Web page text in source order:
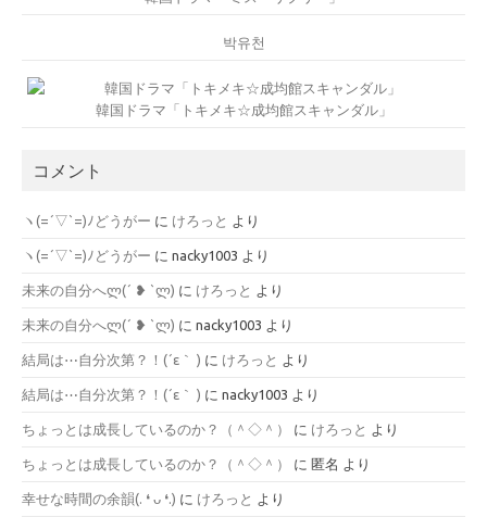
박유천
韓国ドラマ「トキメキ☆成均館スキャンダル」
コメント
ヽ(=´▽`=)ﾉどうがー に けろっと より
ヽ(=´▽`=)ﾉどうがー に nacky1003 より
未来の自分へლ⁠(⁠´⁠ ⁠❥⁠ ⁠`⁠ლ⁠) に けろっと より
未来の自分へლ⁠(⁠´⁠ ⁠❥⁠ ⁠`⁠ლ⁠) に nacky1003 より
結局は⋯自分次第？！(´ε｀ ) に けろっと より
結局は⋯自分次第？！(´ε｀ ) に nacky1003 より
ちょっとは成長しているのか？（＾◇＾） に けろっと より
ちょっとは成長しているのか？（＾◇＾） に 匿名 より
幸せな時間の余韻(⁠.⁠ ⁠❛⁠ ⁠ᴗ⁠ ⁠❛⁠.⁠) に けろっと より